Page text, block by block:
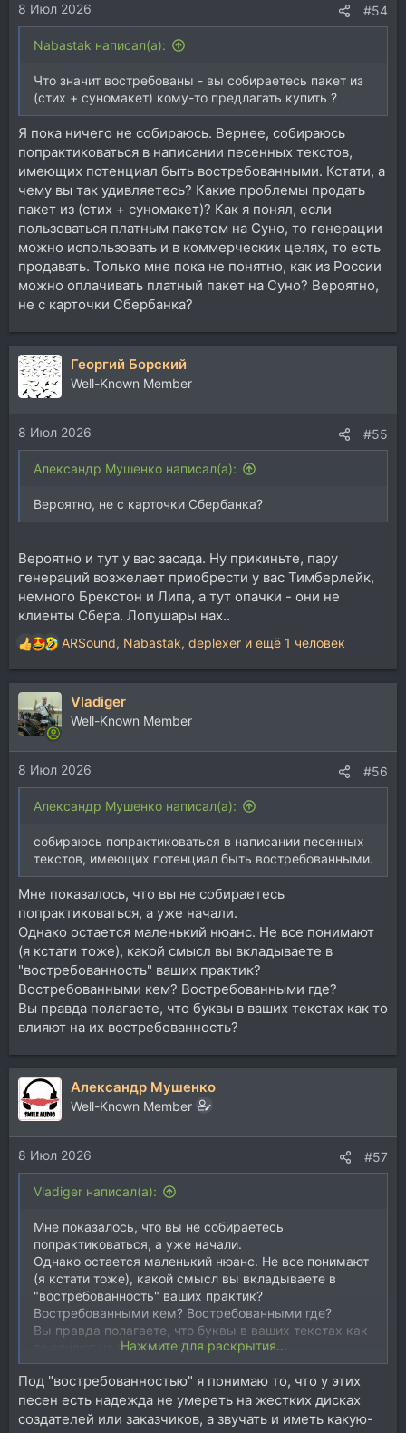
:8 Июл 2026 #54
Nabastak написал(а):
Что значит востребованы - вы собираетесь пакет из
(стих + суномакет) кому-то предлагать купить ?
Я пока ничего не собираюсь. Вернее, собираюсь
попрактиковаться в написании песенных текстов,
имеющих потенциал быть востребованными. Кстати, а
чему вы так удивляетесь? Какие проблемы продать
пакет из (стих + суномакет)? Как я понял, если
пользоваться платным пакетом на Суно, то генерации
можно использовать и в коммерческих целях, то есть
продавать. Только мне пока не понятно, как из России
можно оплачивать платный пакет на Суно? Вероятно,
не с карточки Сбербанка?
Георгий Борский
Well-Known Member
8 Июл 2026 #55
Александр Мушенко написал(а):
Вероятно, не с карточки Сбербанка?
Вероятно и тут у вас засада. Ну прикиньте, пару
генераций возжелает приобрести у вас Тимберлейк,
немного Брекстон и Липа, а тут опачки - они не
клиенты Сбера. Лопушары нах..
Р
е
а
ц
и
и
:
ARSound, Nabastak, deplexer и ещё 1 человек
Vladiger
Well-Known Member
8 Июл 2026 #56
Александр Мушенко написал(а):
собираюсь попрактиковаться в написании песенных
текстов, имеющих потенциал быть востребованными.
Мне показалось, что вы не собираетесь
попрактиковаться, а уже начали.
Однако остается маленький нюанс. Не все понимают
(я кстати тоже), какой смысл вы вкладываете в
"востребованность" ваших практик?
Востребованными кем? Востребованными где?
Вы правда полагаете, что буквы в ваших текстах как то
влияют на их востребованность?
Александр Мушенко
Well-Known Member
8 Июл 2026 #57
Vladiger написал(а):
Мне показалось, что вы не собираетесь
попрактиковаться, а уже начали.
Однако остается маленький нюанс. Не все понимают
(я кстати тоже), какой смысл вы вкладываете в
"востребованность" ваших практик?
Востребованными кем? Востребованными где?
Вы правда полагаете, что буквы в ваших текстах как
то влияют на их востребованность?
Нажмите для раскрытия...
Под "востребованностью" я понимаю то, что у этих
песен есть надежда не умереть на жестких дисках
создателей или заказчиков, а звучать и иметь какую-